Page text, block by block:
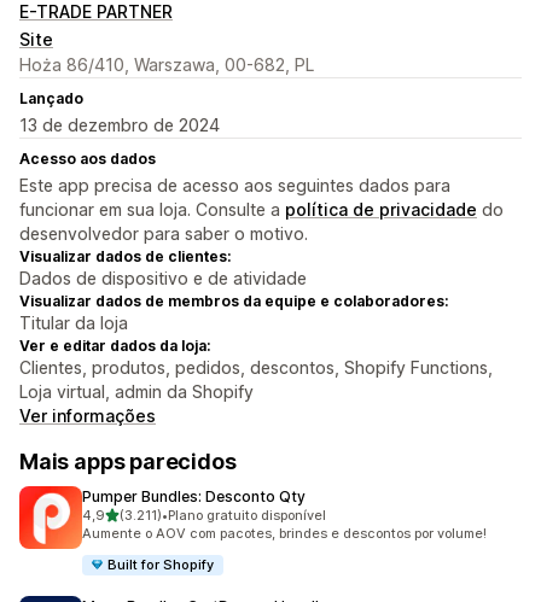
E-TRADE PARTNER
Site
Hoża 86/410, Warszawa, 00-682, PL
Lançado
13 de dezembro de 2024
Acesso aos dados
Este app precisa de acesso aos seguintes dados para
funcionar em sua loja. Consulte a política de privacidade do
desenvolvedor para saber o motivo.
Visualizar dados de clientes:
Dados de dispositivo e de atividade
Visualizar dados de membros da equipe e colaboradores:
Titular da loja
Ver e editar dados da loja:
Clientes, produtos, pedidos, descontos, Shopify Functions,
Loja virtual, admin da Shopify
Ver informações
Mais apps parecidos
Pumper Bundles: Desconto Qty
4,9de 5 estrelas
(3.211)
3211 avaliações ao todo
•Plano gratuito disponível
Aumente o AOV com pacotes, brindes e descontos por volume!
Built for Shopify